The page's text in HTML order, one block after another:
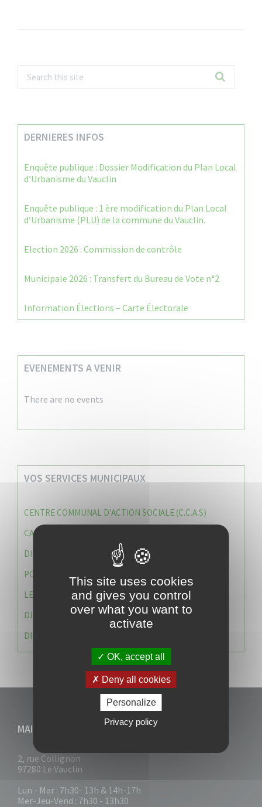
DERNIERES INFOS
Enquête publique : Dossier Modification du Plan Local
d’Urbanisme du Vauclin
Enquête publique : 1 ère modification du Plan Local
d’Urbanisme (PLU) de la commune du Vauclin.
Election 2026 : Commission de contrôle
Municipale 2026 : Transfert du Bureau de Vote n°2
Information Élections – Carte Électorale
EVENEMENTS A VENIR
There are no events
VOS SERVICES MUNICIPAUX
CENTRE COMMUNAL D’ACTION SOCIALE (C.C.A.S)
CAISSE DES ÉCOLES
DIRECTION DES SERVICES TECHNIQUES
POLICE MUNICIPALE
LE CABINET DU MAIRE
DIRECTION DES RESSOURCES ET MOYENS
DIRECTION DU DEVELLOPPEMENT URBAIN DURABL
MAIRIE DU VAUCLIN
2, rue Collignon
97280 Le Vauclin
Lun - Mar : 7h30- 13h & 14h-17h
Mer-Jeu-Vend : 7h30 - 13h30
This site uses cookies
and gives you control
over what you want to
activate
OK, accept all
Deny all cookies
Personalize
Privacy policy